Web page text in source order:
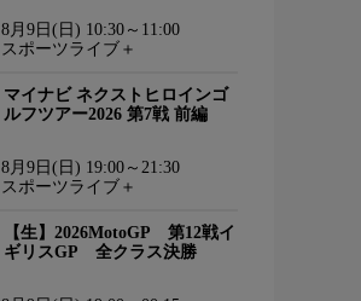
8月9日(日) 10:30～11:00
スポーツライブ＋
マイナビ ネクストヒロインゴ
ルフツアー2026 第7戦 前編
8月9日(日) 19:00～21:30
スポーツライブ＋
【生】2026MotoGP 第12戦イ
ギリスGP 全クラス決勝